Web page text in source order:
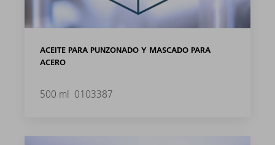
ACEITE PARA PUNZONADO Y MASCADO PARA
ACERO
500 ml 0103387